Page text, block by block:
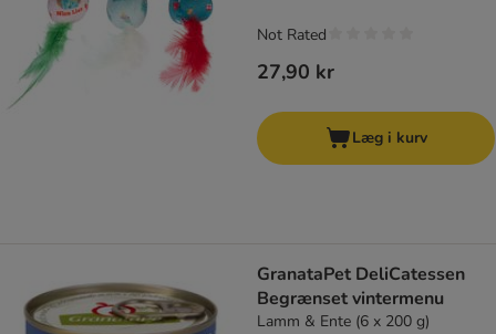
27,90 kr
Not Rated
Læg i kurv
GranataPet DeliCatessen
Begrænset vintermenu
Lamm & Ente (6 x 200 g)